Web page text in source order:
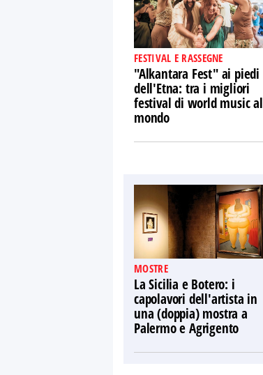
FESTIVAL E RASSEGNE
"Alkantara Fest" ai piedi
dell'Etna: tra i migliori
festival di world music al
mondo
MOSTRE
La Sicilia e Botero: i
capolavori dell'artista in
una (doppia) mostra a
Palermo e Agrigento